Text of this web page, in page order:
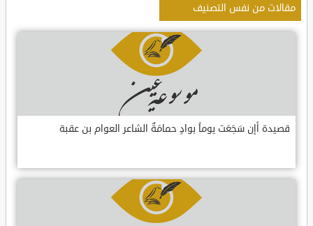
مقالات من نفس التصنيف
قصيدة أإن سَجَعَت يوماً بوادٍ حمامَةٌ الشاعر العوام بن عقبة